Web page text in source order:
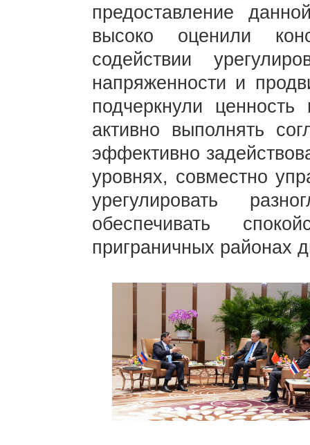
предоставление
высоко оценили
содействии
напряженности и
подчеркнули
активно выполнять
эффективно
уровнях, совместно
урегулировать
обеспечивать
приграничных районах